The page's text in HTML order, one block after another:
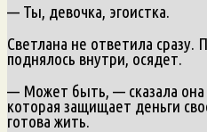
— Ты, девочка, эгоистка.
Светлана не ответила сразу.
поднялось внутри, осядет.
— Может быть, — сказала она
которая защищает деньги
готова жить.